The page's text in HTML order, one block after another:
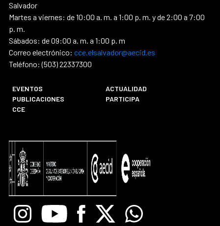
Salvador
Martes a viernes: de 10:00 a. m. a 1:00 p. m. y de 2:00 a 7:00
p. m.
Sábados: de 09:00 a. m. a 1:00 p. m
Correo electrónico: cce.elsalvador@aecid.es
Teléfono: (503) 22337300
EVENTOS
ACTUALIDAD
PUBLICACIONES
PARTICIPA
CCE
InstagramYoutube Facebook
X Whatsapp